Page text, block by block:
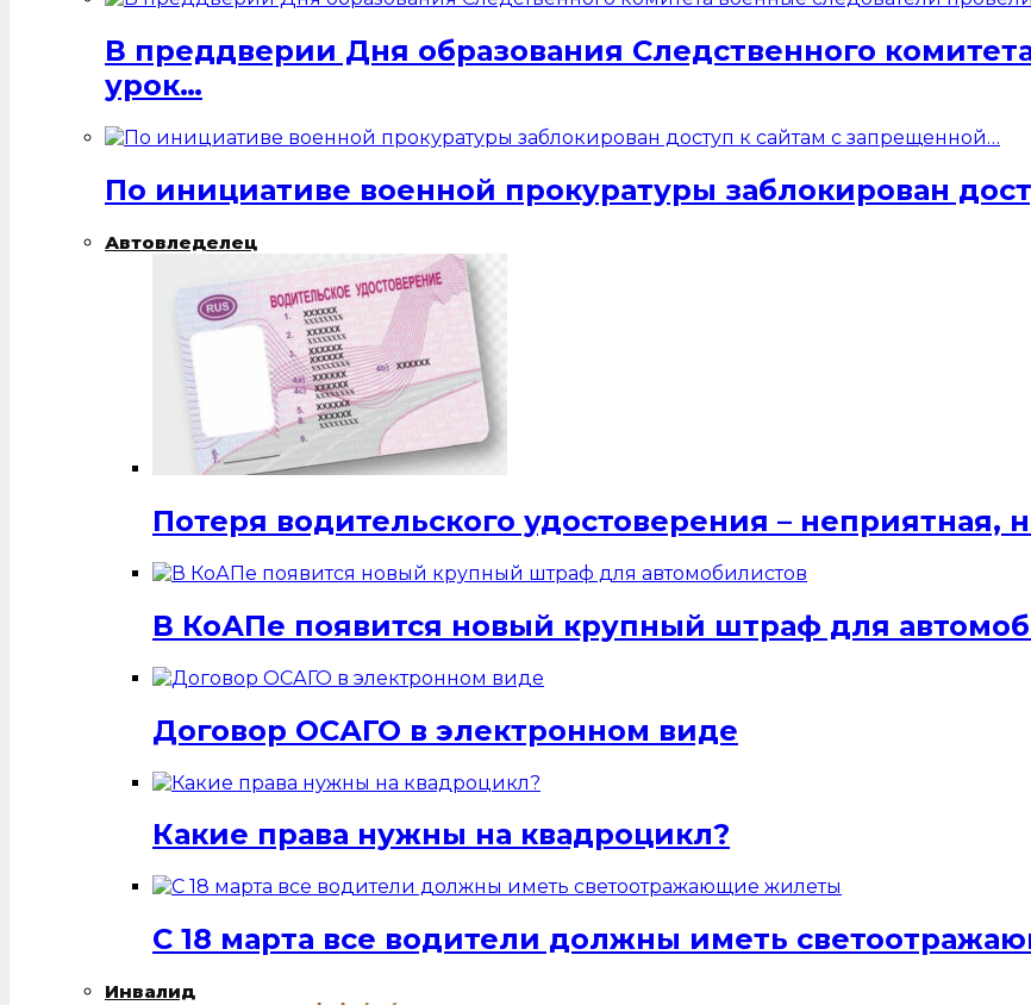
В преддверии Дня образования Следственного
урок…
По инициативе военной прокуратуры заблокирован
Автовледелец
Потеря водительского удостоверения – неприятная,
В КоАПе появится новый крупный штраф для
Договор ОСАГО в электронном виде
Какие права нужны на квадроцикл?
С 18 марта все водители должны иметь
Инвалид